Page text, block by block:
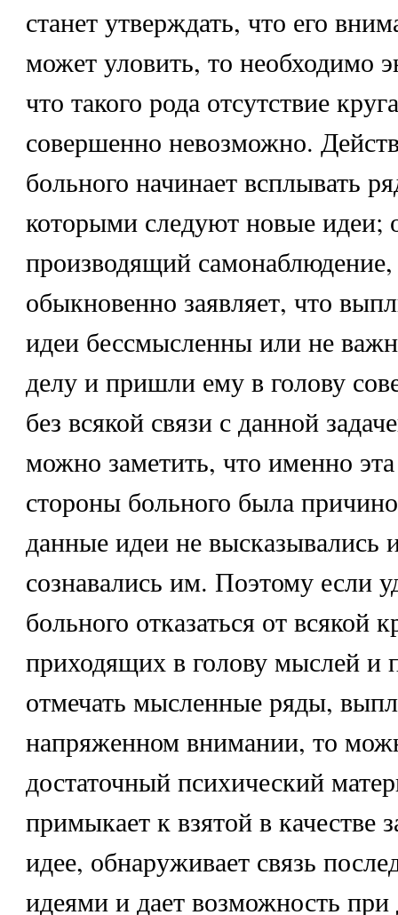
станет утверждать, что его
может уловить, то необходимо
что такого рода отсутствие
совершенно невозможно.
больного начинает всплывать
которыми следуют новые идеи;
производящий
обыкновенно заявляет, что
идеи бессмысленны или не
делу и пришли ему в голову
без всякой связи с данной
можно заметить, что именно
стороны больного была
данные идеи не высказывались
сознавались им. Поэтому если
больного отказаться от всякой
приходящих в голову мыслей и
отмечать мысленные ряды,
напряженном внимании, то
достаточный психический
примыкает к взятой в качестве
идее, обнаруживает связь
идеями и дает возможность